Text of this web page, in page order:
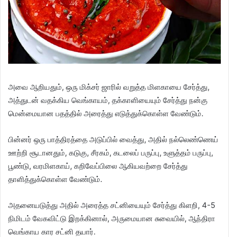
அவை ஆறியதும், ஒரு மிக்சர் ஜாரில் வறுத்த மிளகாயை சேர்த்து,
அத்துடன் வதக்கிய வெங்காயம், தக்காளியையும் சேர்த்து நன்கு
மென்மையான பதத்தில் அரைத்து எடுத்துக்கொள்ள வேண்டும்.
பின்னர் ஒரு பாத்திரத்தை அடுப்பில் வைத்து, அதில் நல்லெண்ணெய்
ஊற்றி சூடானதும், கடுகு, சீரகம், கடலைப் பருப்பு, உளுத்தம் பருப்பு,
பூண்டு, வரமிளகாய், கறிவேப்பிலை ஆகியவற்றை சேர்த்து
தாளித்துக்கொள்ள வேண்டும்.
அதனையடுத்து அதில் அரைத்த சட்னியையும் சேர்த்து கிளறி, 4-5
நிமிடம் வேகவிட்டு இறக்கினால், அருமையான சுவையில், ஆந்திரா
வெங்காய கார சட்னி தயார்.